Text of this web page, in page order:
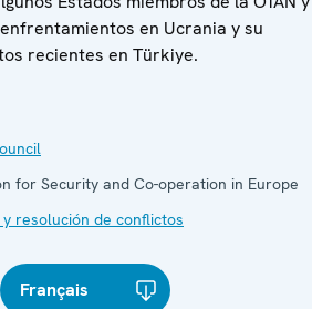
en Ucrania y su
recientes en Türkiye.
for Security and Co-operation in Europe
y resolución de conflictos
Français